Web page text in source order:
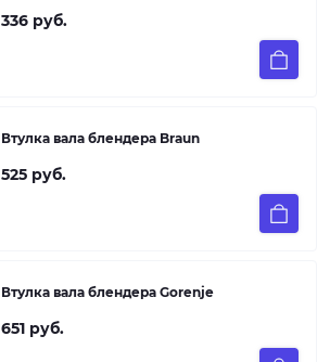
336 руб.
Втулка вала блендера Braun
525 руб.
Втулка вала блендера Gorenje
651 руб.